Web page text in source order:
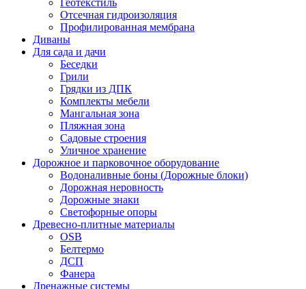
Геотекстиль
Отсечная гидроизоляция
Профилированная мембрана
Диваны
Для сада и дачи
Беседки
Грили
Грядки из ДПК
Комплекты мебели
Мангальная зона
Пляжная зона
Садовые строения
Уличное хранение
Дорожное и парковочное оборудование
Водоналивные боны (Дорожные блоки)
Дорожная неровность
Дорожные знаки
Светофорные опоры
Древесно-плитные материалы
OSB
Белтермо
ДСП
Фанера
Дренажные системы